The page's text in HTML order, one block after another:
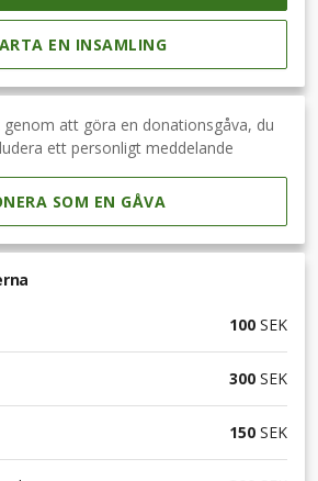
EN INSAMLING
att göra en donationsgåva, du
ett personligt meddelande
SOM EN GÅVA
100 SEK
300 SEK
150 SEK